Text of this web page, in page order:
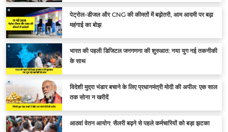
पेट्रोल-डीजल और CNG की कीमतों में बढ़ोतरी, आम आदमी पर बढ़ा
महंगाई का बोझ
भारत की पहली डिजिटल जनगणना की शुरुआत: नया युग नई तकनीकी
के साथ
विदेशी मुद्रा भंडार बचाने के लिए प्रधानमंत्री मोदी की अपील: एक साल
तक सोना न खरीदें
आठवां वेतन आयोग: सैलरी बढ़ने से पहले कर्मचारियों को बड़ा झटका